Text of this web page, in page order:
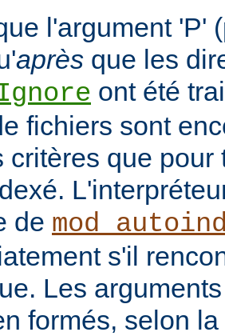
l'argument 'P'
après que les
ont été
fichiers sont
critères que pour
de
s'il
Les
formés, selon